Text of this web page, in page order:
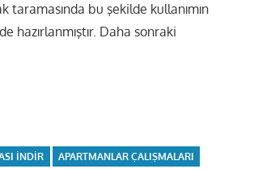
bu şekilde kullanımın
hazırlanmıştır. Daha sonraki
INDIR
APARTMANLAR ÇALIŞMALARI